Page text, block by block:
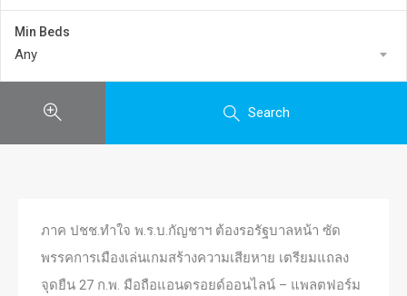
Min Beds
Any
Search
ภาค ปชช.ทำใจ พ.ร.บ.กัญชาฯ ต้องรอรัฐบาลหน้า ซัด
พรรคการเมืองเล่นเกมสร้างความเสียหาย เตรียมแถลง
จุดยืน 27 ก.พ. มือถือแอนดรอยด์ออนไลน์ – แพลตฟอร์ม